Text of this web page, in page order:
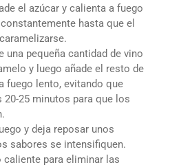
el azúcar y calienta a fuego
hasta que el
una pequeña cantidad de vino
y luego añade el resto de
fuego lento, evitando que
20-25 minutos para que los
y deja reposar unos
sabores se intensifiquen.
caliente para eliminar las